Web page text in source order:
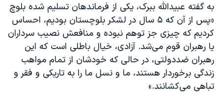
سفر پرزیدنت ترامپ به چین
به گفته عبیدالله ببرک، یکی از فرماندهان تسلیم شده بلوچ
«پس از آن که ۵ سال در لشکر بلوچستان بودیم، احساس
کردیم که چیزی جز توهم نبوده و منافعش نصیب سرداران
یا رهبران قوم می‌شد. آزادی، خیال باطلی است که این
رهبران ضددولتی، در حالی که خودشان از تمام مواهب
زندگی برخوردار هستند، ما و نسل ما را به تاریکی و فقر و
تباهی می‌کشانند.»